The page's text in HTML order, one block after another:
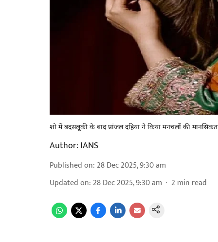
शो में बदसलूकी के बाद प्रांजल दहिया ने किया मनचलों की
Author: IANS
Published on: 28 Dec 2025, 9:30 am
Updated on: 28 Dec 2025, 9:30 am 2 min read